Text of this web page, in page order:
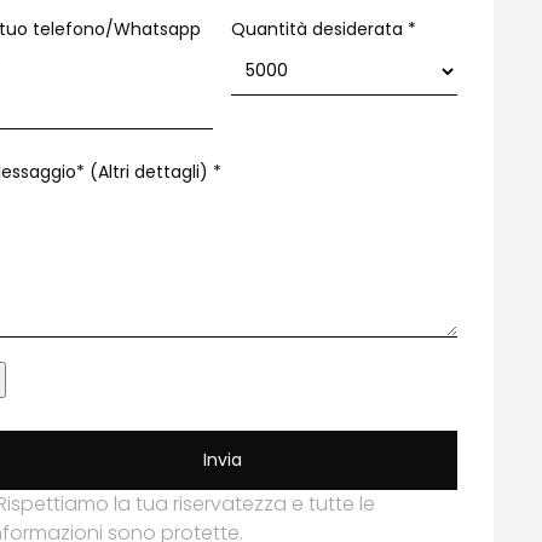
telefono/Whatsapp
Quantità desiderata *
(Altri dettagli) *
Invia
la tua riservatezza e tutte le
sono protette.